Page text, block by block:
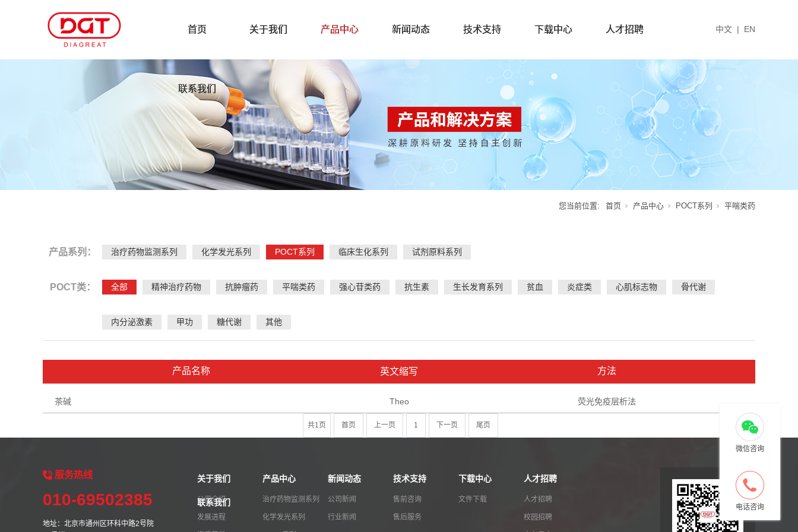
首页 关于我们 产品中心 新闻动态 技术支持 下载中心 人才招聘
联系我们
中文 | EN
您当前位置: 首页 产品中心 POCT系列 平喘类药
产品系列： 治疗药物监测系列 化学发光系列 POCT系列 临床生化系列 试剂原料系列
POCT类： 全部 精神治疗药物 抗肿瘤药 平喘类药 强心苷类药 抗生素 生长发育系列 贫血 炎症类 心肌标志物 骨代谢
内分泌激素 甲功 糖代谢 其他
产品名称 英文缩写 方法
茶碱 Theo 荧光免疫层析法
共1页 首页 上一页 1 下一页 尾页
服务热线
010-69502385
地址：北京市通州区环科中路2号院
关于我们
公司介绍
发展进程
产品中心
治疗药物监测系列
化学发光系列
新闻动态
公司新闻
行业新闻
技术支持
售前咨询
售后服务
下载中心
文件下载
人才招聘
人才招聘
校园招聘
联系我们
微信咨询
电话咨询